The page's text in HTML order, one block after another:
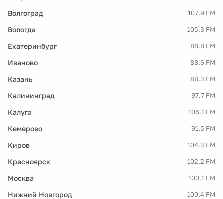
Волгоград 107.9 FM
Вологда 105.3 FM
Екатеринбург 88.8 FM
Иваново 88.6 FM
Казань 88.3 FM
Калининград 97.7 FM
Калуга 106.1 FM
Кемерово 91.5 FM
Киров 104.3 FM
Красноярск 102.2 FM
Москва 100.1 FM
Нижний Новгород 100.4 FM